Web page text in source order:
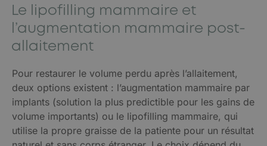
Le lipofilling mammaire et
l’augmentation mammaire post-
allaitement
Pour restaurer le volume perdu après l’allaitement,
deux options existent : l’augmentation mammaire par
implants (solution la plus predictible pour les gains de
volume importants) ou le lipofilling mammaire, qui
utilise la propre graisse de la patiente pour un résultat